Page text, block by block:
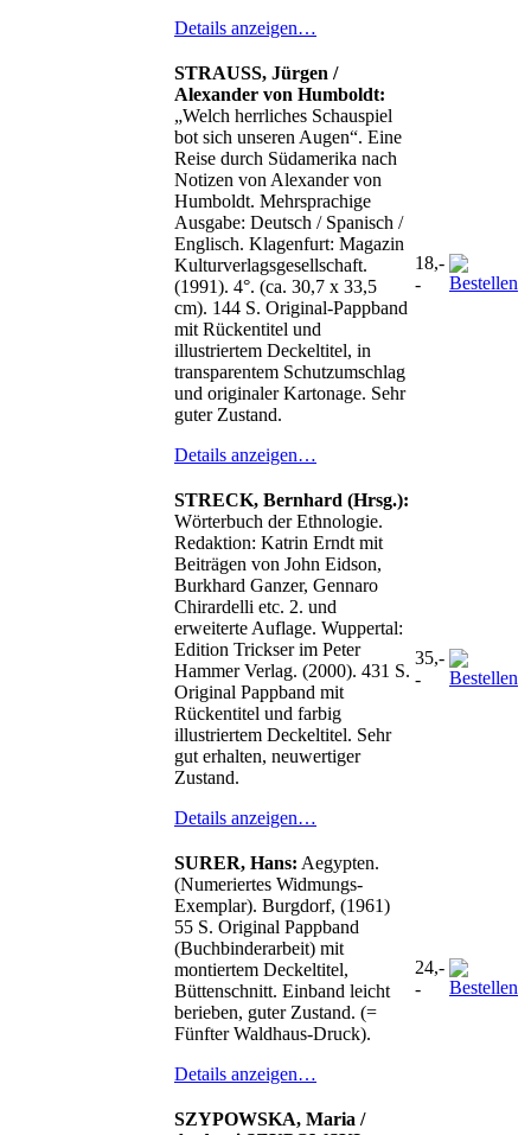
Details anzeigen…
STRAUSS, Jürgen /
Alexander von Humboldt:
„Welch herrliches Schauspiel
bot sich unseren Augen“. Eine
Reise durch Südamerika nach
Notizen von Alexander von
Humboldt. Mehrsprachige
Ausgabe: Deutsch / Spanisch /
Englisch. Klagenfurt: Magazin
Kulturverlagsgesellschaft.
(1991). 4°. (ca. 30,7 x 33,5
cm). 144 S. Original-Pappband
mit Rückentitel und
illustriertem Deckeltitel, in
transparentem Schutzumschlag
und originaler Kartonage. Sehr
guter Zustand.
Details anzeigen…
18,-
-
STRECK, Bernhard (Hrsg.):
Wörterbuch der Ethnologie.
Redaktion: Katrin Erndt mit
Beiträgen von John Eidson,
Burkhard Ganzer, Gennaro
Chirardelli etc. 2. und
erweiterte Auflage. Wuppertal:
Edition Trickser im Peter
Hammer Verlag. (2000). 431 S.
Original Pappband mit
Rückentitel und farbig
illustriertem Deckeltitel. Sehr
gut erhalten, neuwertiger
Zustand.
Details anzeigen…
35,-
-
SURER, Hans: Aegypten.
(Numeriertes Widmungs-
Exemplar). Burgdorf, (1961)
55 S. Original Pappband
(Buchbinderarbeit) mit
montiertem Deckeltitel,
Büttenschnitt. Einband leicht
berieben, guter Zustand. (=
Fünfter Waldhaus-Druck).
Details anzeigen…
24,-
-
SZYPOWSKA, Maria /